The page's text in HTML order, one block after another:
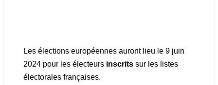
Les élections européennes auront lieu le 9 juin
2024 pour les électeurs inscrits sur les listes
électorales françaises.